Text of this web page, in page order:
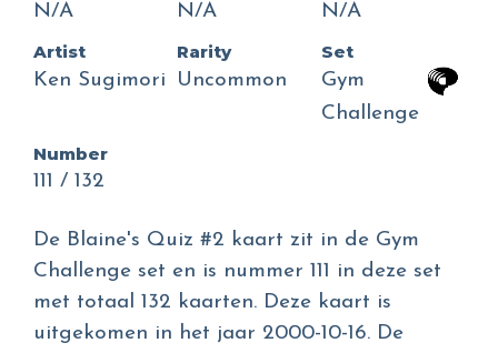
N/A
N/A
N/A
Artist
Ken Sugimori
Rarity
Uncommon
Set
Gym
Challenge
Number
111 / 132
De Blaine's Quiz #2 kaart zit in de Gym
Challenge set en is nummer 111 in deze set
met totaal 132 kaarten. Deze kaart is
uitgekomen in het jaar 2000-10-16. De